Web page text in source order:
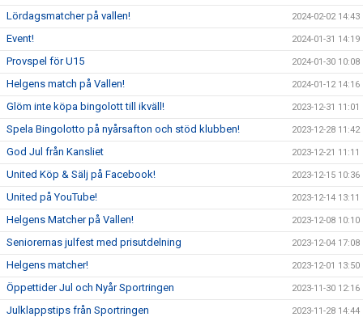
Lördagsmatcher på vallen! 2024-02-02 14:43
Event! 2024-01-31 14:19
Provspel för U15 2024-01-30 10:08
Helgens match på Vallen! 2024-01-12 14:16
Glöm inte köpa bingolott till ikväll! 2023-12-31 11:01
Spela Bingolotto på nyårsafton och stöd klubben! 2023-12-28 11:42
God Jul från Kansliet 2023-12-21 11:11
United Köp & Sälj på Facebook! 2023-12-15 10:36
United på YouTube! 2023-12-14 13:11
Helgens Matcher på Vallen! 2023-12-08 10:10
Seniorernas julfest med prisutdelning 2023-12-04 17:08
Helgens matcher! 2023-12-01 13:50
Öppettider Jul och Nyår Sportringen 2023-11-30 12:16
Julklappstips från Sportringen 2023-11-28 14:44